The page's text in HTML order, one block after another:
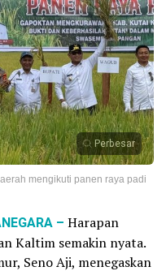
Perbesar
mengikuti panen raya padi
– Harapan
Kaltim semakin nyata.
Seno Aji, menegaskan